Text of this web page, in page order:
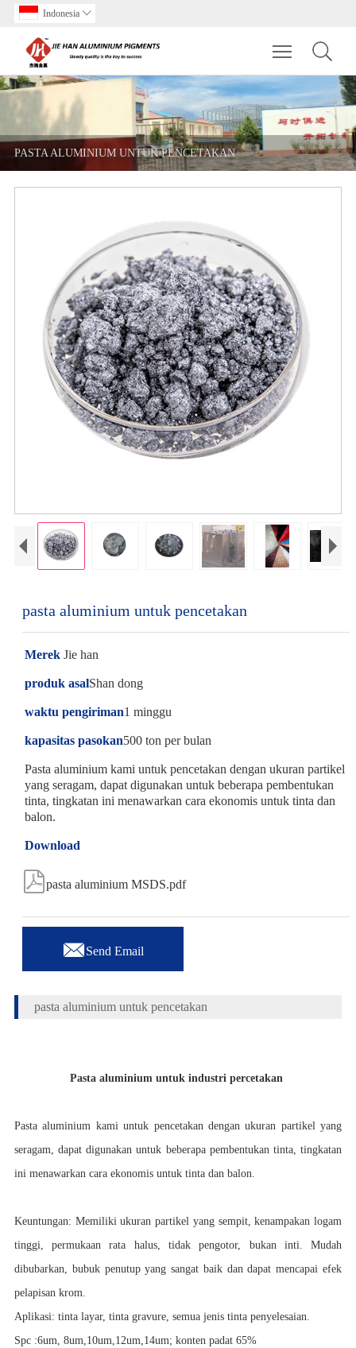
Indonesia 
Toggle
PASTA ALUMINIUM UNTUK PENCETAKAN
pasta aluminium untuk pencetakan
MerekJie han
produk asalShan dong
waktu pengiriman1 minggu
kapasitas pasokan500 ton per bulan
Pasta aluminium kami untuk pencetakan dengan ukuran partikel
yang seragam, dapat digunakan untuk beberapa pembentukan
tinta, tingkatan ini menawarkan cara ekonomis untuk tinta dan
balon.
Download
pasta aluminium MSDS.pdf
Send Email
pasta aluminium untuk pencetakan
Pasta aluminium untuk industri percetakan
Pasta aluminium kami untuk pencetakan dengan ukuran partikel yang
seragam, dapat digunakan untuk beberapa pembentukan tinta, tingkatan
ini menawarkan cara ekonomis untuk tinta dan balon.
Keuntungan: Memiliki ukuran partikel yang sempit, kenampakan logam
tinggi, permukaan rata halus, tidak pengotor, bukan inti. Mudah
dibubarkan, bubuk penutup yang sangat baik dan dapat mencapai efek
pelapisan krom.
Aplikasi: tinta layar, tinta gravure, semua jenis tinta penyelesaian.
Spc :6um, 8um,10um,12um,14um; konten padat 65%